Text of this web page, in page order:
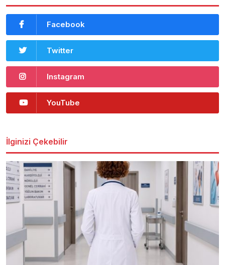
Facebook
Twitter
Instagram
YouTube
İlginizi Çekebilir